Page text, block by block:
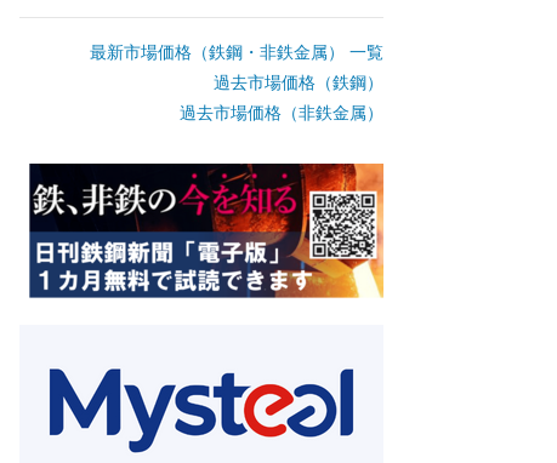
最新市場価格（鉄鋼・非鉄金属） 一覧
過去市場価格（鉄鋼）
過去市場価格（非鉄金属）